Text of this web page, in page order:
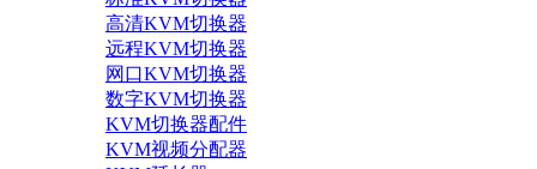
高清KVM切换器
远程KVM切换器
网口KVM切换器
数字KVM切换器
KVM切换器配件
KVM视频分配器